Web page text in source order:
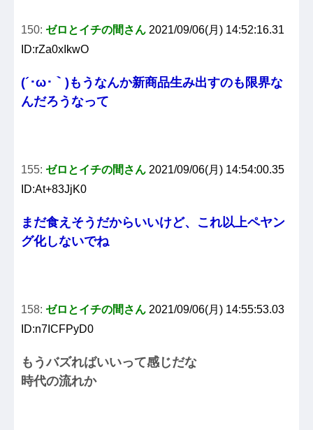
150: ゼロとイチの間さん 2021/09/06(月) 14:52:16.31
ID:rZa0xIkwO
(´･ω･｀)もうなんか新商品生み出すのも限界な
んだろうなって
155: ゼロとイチの間さん 2021/09/06(月) 14:54:00.35
ID:At+83JjK0
まだ食えそうだからいいけど、これ以上ペヤン
グ化しないでね
158: ゼロとイチの間さん 2021/09/06(月) 14:55:53.03
ID:n7ICFPyD0
もうバズればいいって感じだな
時代の流れか